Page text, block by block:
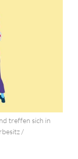
treffen sich in
/